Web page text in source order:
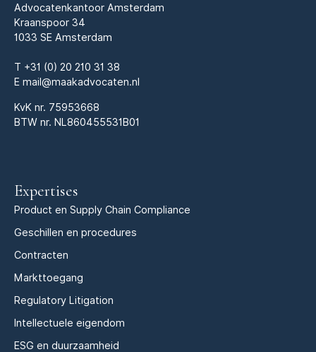
Advocatenkantoor Amsterdam
Kraanspoor 34
1033 SE Amsterdam
T +31 (0) 20 210 31 38
E mail@maakadvocaten.nl
KvK nr. 75953668
BTW nr. NL860455531B01
Expertises
Product en Supply Chain Compliance
Geschillen en procedures
Contracten
Markttoegang
Regulatory Litigation
Intellectuele eigendom
ESG en duurzaamheid